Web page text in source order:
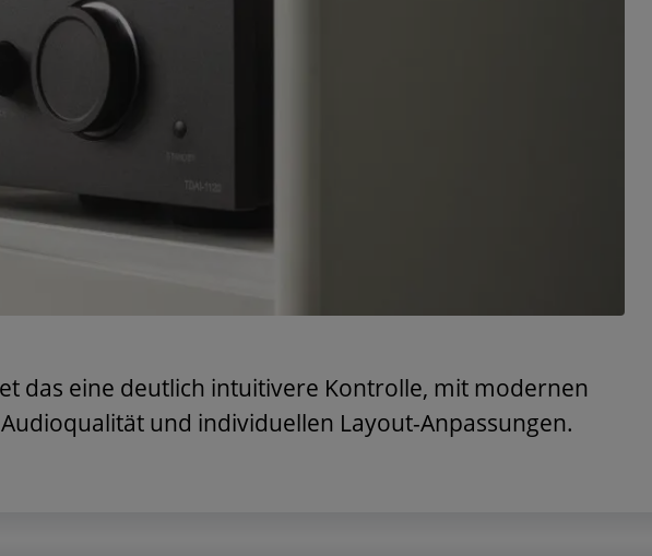
das eine deutlich intuitivere Kontrolle, mit modernen
und individuellen Layout-Anpassungen.